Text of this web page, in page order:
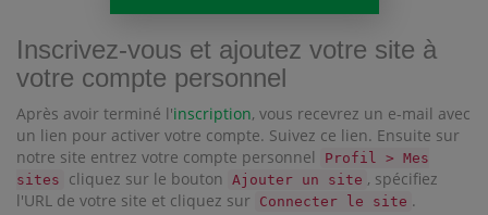
Inscrivez-vous et ajoutez votre site à
votre compte personnel
Après avoir terminé l'inscription, vous recevrez un e-mail avec
un lien pour activer votre compte. Suivez ce lien. Ensuite sur
notre site entrez votre compte personnel
Profil > Mes
sites
cliquez sur le bouton Ajouter un site , spécifiez
l'URL de votre site et cliquez sur Connecter le site .